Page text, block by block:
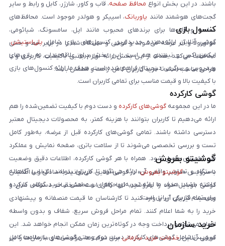
باشند. در این بخش انواع محافظ صفحه، قاب و کاور، شارژر، کابل و رابط و سایر
گجت‌های هوشمند مانند پاوربانک، اسپیکر و هولدر موجود است. محافظ‌های
صفحه و قاب‌ها برای برندهای محبوب مانند اپل، سامسونگ، شیائومی،
موتورولا و آنر عرضه می‌شوند و گوشی و دستگاه شما را در برابر خط و خش
محافظت می‌کنند. هدف از این بخش ارائه لوازم جانبی باکیفیت، کاربردی و با
طراحی مناسب است تا خرید کاربران کامل، راحت و مطمئن باشد.
کنسول بازی
گوشی آنلاین ارائه‌دهنده جدیدترین کنسول‌های بازی شامل پلی‌استیشن،
ایکس‌باکس و نینتندو هم است. این بخش برای علاقه‌مندان به بازی‌های
ویدیویی و سرگرمی دیجیتال فراهم شده است. هدف ما ارائه کنسول‌های بازی
با کیفیت بالا و قیمت مناسب برای تمامی کاربران است.
گوشی کارکرده
ما در این مجموعه گوشی‌های کارکرده و دست دوم با کیفیت تضمین‌شده را هم
ارائه می‌دهیم تا کاربران بتوانند با هزینه کمتر، به محصولات دیجیتال معتبر
دسترسی داشته باشند. تمامی گوشی‌های کارکرده قبل از عرضه، به‌طور کامل
تست و بررسی تخصصی می‌شوند تا از سلامت باتری، صفحه نمایش و عملکرد
فنی اطمینان حاصل شود. همراه با هر گوشی کارکرده، اطلاعات دقیق وضعیت
دستگاه و تصاویر واقعی آن ارائه می‌شود تا کاربران بتوانند انتخابی آگاهانه
داشته باشند. هدف ما ارائه تجربه‌ای حرفه‌ای و مطمئن از خرید گوشی کارکرده
برای تمام کاربران ایرانی است.
گوشیتو بفروش
با سرویس «گوشیتو بفروش» در گوشی آنلاین، می‌توانید به‌سادگی و با اطمینان
گوشی موبایل خود را بفروشید. تنها کافی است مشخصات دستگاه، مدل و
وضعیت فیزیکی آن را وارد کنید تا کارشناسان ما قیمت منصفانه و پیشنهادی
خرید را به شما اعلام کنند. تمام مراحل فروش سریع، شفاف و بدون واسطه
انجام می‌شود و پرداخت وجه در کوتاه‌ترین زمان ممکن انجام خواهد شد. این
سرویس شامل گوشی‌های کارکرده، دست دوم و حتی گوشی‌های با سلامت کامل
خرید سازمان
گوشی آنلاینخدمات خرید سازمانیبرای شرکت‌ها، مؤسسات و سازمان‌ها را نیز